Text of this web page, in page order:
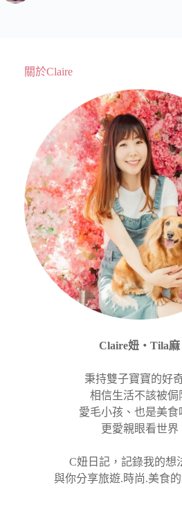
關於Claire
Claire妞‧Tila麻
秉持雙子寶寶的好
相信生活不該被侷
愛毛小孩、也是美食
更愛親眼看世界
C妞日記，記錄我的想
與你分享旅遊.時尚.美食